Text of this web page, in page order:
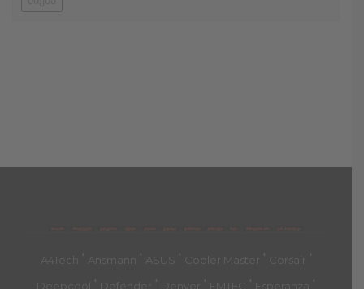
მთავარი კალათა
A4Tech ' Ansmann ' ASUS ' Cooler Master ' Corsair '
Deepcool Defender Denver EMTEC Esperanza